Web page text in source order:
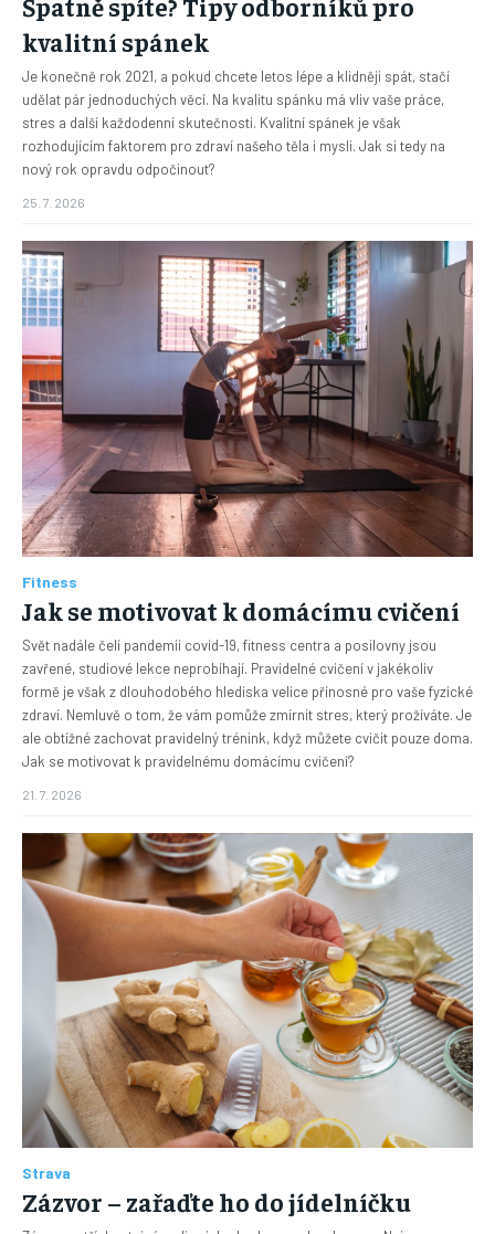
kvalitní spánek
Je konečně rok 2021, a pokud chcete letos lépe a klidněji spát, stačí
udělat pár jednoduchých věcí. Na kvalitu spánku má vliv vaše práce,
stres a další každodenní skutečnosti. Kvalitní spánek je však
rozhodujícím faktorem pro zdraví našeho těla i mysli. Jak si tedy na
nový rok opravdu odpočinout?
25. 7. 2026
Fitness
Jak se motivovat k domácímu cvičení
Svět nadále čelí pandemii covid-19, fitness centra a posilovny jsou
zavřené, studiové lekce neprobíhají. Pravidelné cvičení v jakékoliv
formě je však z dlouhodobého hlediska velice přínosné pro vaše fyzické
zdraví. Nemluvě o tom, že vám pomůže zmírnit stres, který prožíváte. Je
ale obtížné zachovat pravidelný trénink, když můžete cvičit pouze doma.
Jak se motivovat k pravidelnému domácímu cvičení?
21. 7. 2026
Strava
Zázvor – zařaďte ho do jídelníčku